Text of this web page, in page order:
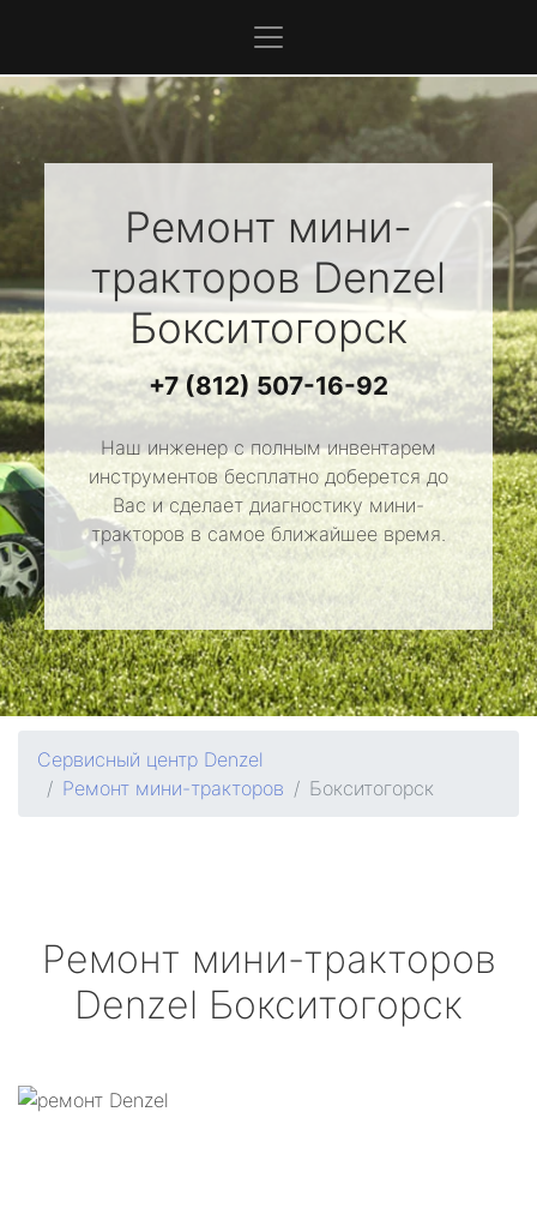
Ремонт мини-
тракторов Denzel
Бокситогорск
+7 (812) 507-16-92
Наш инженер с полным инвентарем
инструментов бесплатно доберется до
Вас и сделает диагностику мини-
тракторов в самое ближайшее время.
Сервисный центр Denzel
Ремонт мини-тракторов
Бокситогорск
Ремонт мини-тракторов
Denzel Бокситогорск